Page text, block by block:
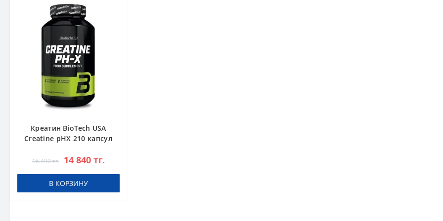
Креатин BioTech USA
Creatine pHX 210 капсул
16 490 тг. 14 840 тг.
В КОРЗИНУ